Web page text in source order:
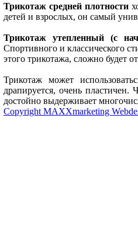
Трикотаж средней плотности
детей и взрослых, он самый
Трикотаж утепленный (с
Спортивного и классического
этого трикотажа, сложно будет
Трикотаж может
драпируется, очень
достойно выдерживает
Copyright MAXXmarketing